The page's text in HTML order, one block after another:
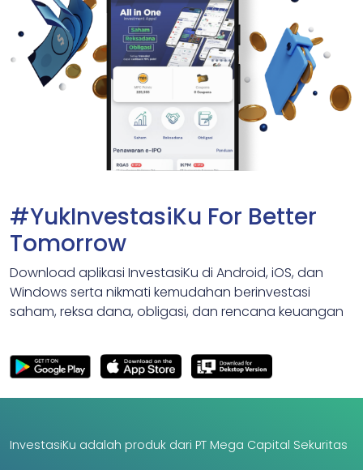
#YukInvestasiKu For Better
Tomorrow
Download aplikasi InvestasiKu di Android, iOS, dan
Windows serta nikmati kemudahan berinvestasi
saham, reksa dana, obligasi, dan rencana keuangan
InvestasiKu adalah produk dari PT Mega Capital Sekuritas